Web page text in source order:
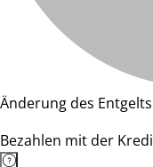
Änderung des
Bezahlen mit der